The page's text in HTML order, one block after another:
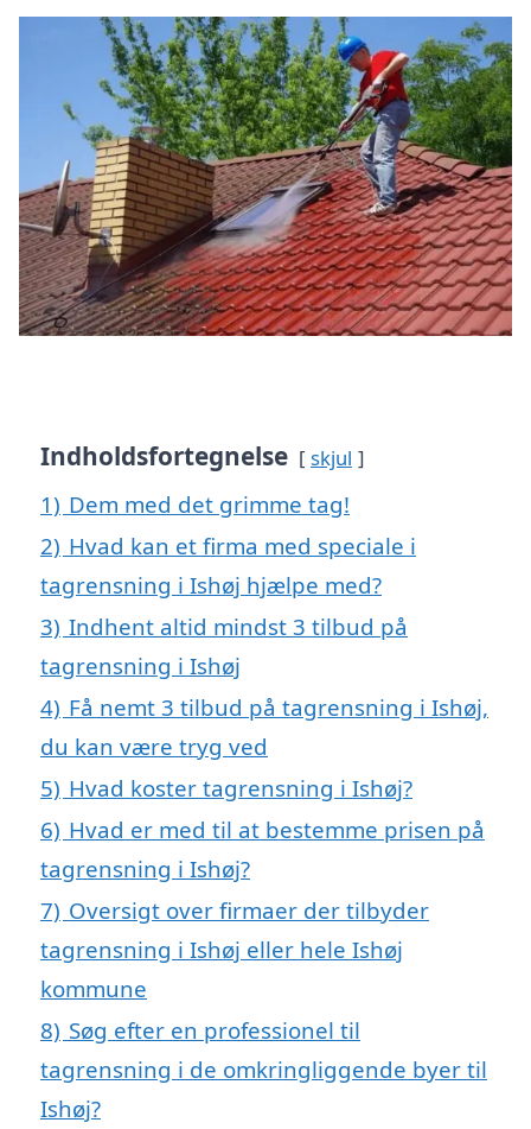
Indholdsfortegnelse skjul
1) Dem med det grimme tag!
2) Hvad kan et firma med speciale i
tagrensning i Ishøj hjælpe med?
3) Indhent altid mindst 3 tilbud på
tagrensning i Ishøj
4) Få nemt 3 tilbud på tagrensning i Ishøj,
du kan være tryg ved
5) Hvad koster tagrensning i Ishøj?
6) Hvad er med til at bestemme prisen på
tagrensning i Ishøj?
7) Oversigt over firmaer der tilbyder
tagrensning i Ishøj eller hele Ishøj
kommune
8) Søg efter en professionel til
tagrensning i de omkringliggende byer til
Ishøj?